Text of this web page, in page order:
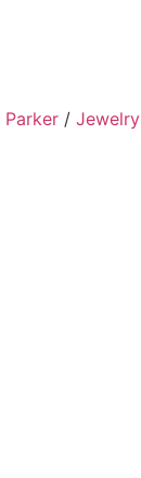
Parker / Jewelry